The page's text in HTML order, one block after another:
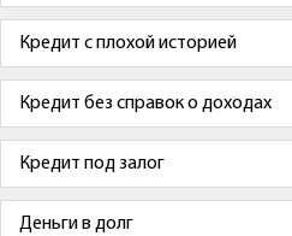
Кредит с плохой историей
Кредит без справок о доходах
Кредит под залог
Деньги в долг